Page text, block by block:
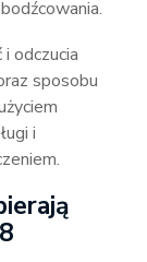
odczucia
sposobu
i